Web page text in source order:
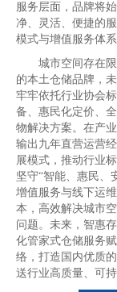
服务层面，品牌将
净、灵活、便捷的
模式与增值服务体
城市空间存在限
的本土仓储品牌，
牢牢依托行业协会
备、惠民化定价、
物解决方案。在产
输出九年直营运营
展模式，推动行业
坚守“智能、惠民、
增值服务与线下运
本，高效解决城市
问题。未来，智惠
化管家式仓储服务
络，打造国内优质
送行业高质量、可